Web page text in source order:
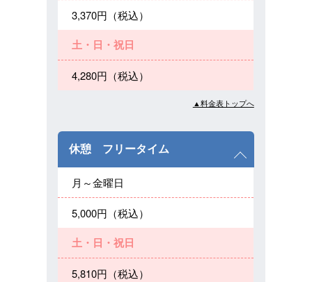
3,370円（税込）
土・日・祝日
4,280円（税込）
▲料金表トップへ
休憩 フリータイム
月～金曜日
5,000円（税込）
土・日・祝日
5,810円（税込）